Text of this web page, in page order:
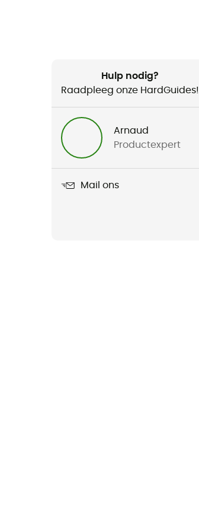
Hulp nodig?
Raadpleeg onze HardGuides!
Arnaud
Productexpert
Mail ons